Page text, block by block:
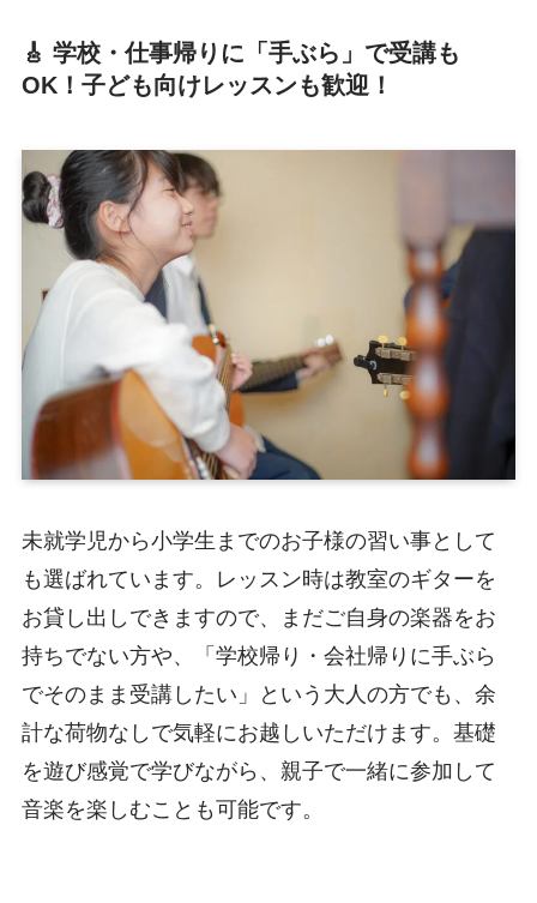
🎸 学校・仕事帰りに「手ぶら」で受講も
OK！子ども向けレッスンも歓迎！
未就学児から小学生までのお子様の習い事として
も選ばれています。レッスン時は教室のギターを
お貸し出しできますので、まだご自身の楽器をお
持ちでない方や、「学校帰り・会社帰りに手ぶら
でそのまま受講したい」という大人の方でも、余
計な荷物なしで気軽にお越しいただけます。基礎
を遊び感覚で学びながら、親子で一緒に参加して
音楽を楽しむことも可能です。